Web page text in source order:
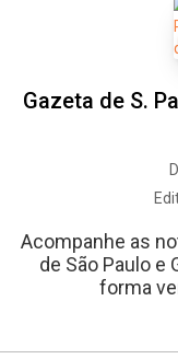
Gazeta de S.
Acompanhe as
de São Paulo e
forma